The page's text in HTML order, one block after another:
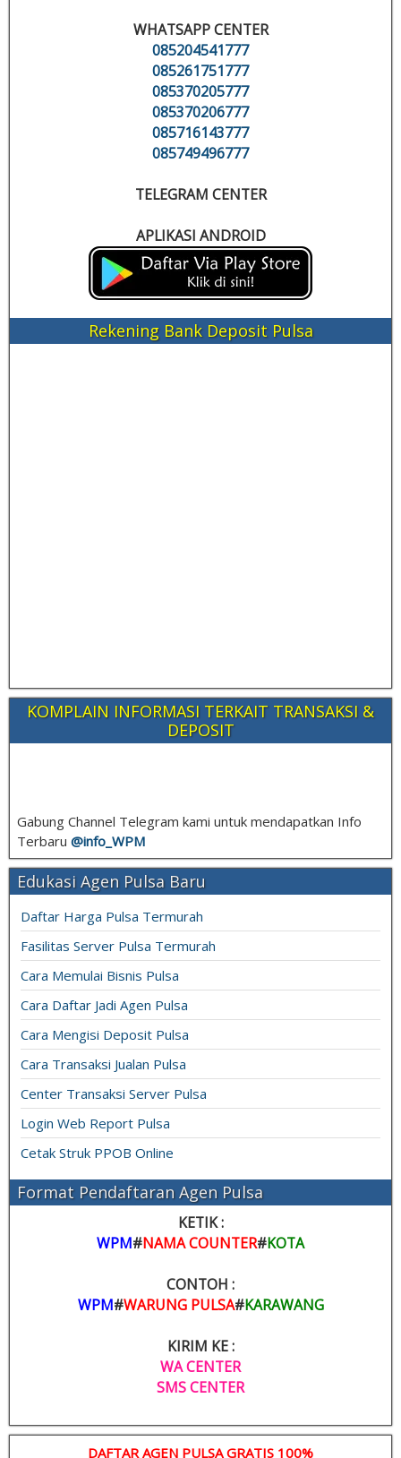
WHATSAPP CENTER
085204541777
085261751777
085370205777
085370206777
085716143777
085749496777
TELEGRAM CENTER
APLIKASI ANDROID
Rekening Bank Deposit Pulsa
KOMPLAIN INFORMASI TERKAIT TRANSAKSI &
DEPOSIT
Gabung Channel Telegram kami untuk mendapatkan Info
Terbaru @info_ WPM
Edukasi Agen Pulsa Baru
Daftar Harga Pulsa Termurah
Fasilitas Server Pulsa Termurah
Cara Memulai Bisnis Pulsa
Cara Daftar Jadi Agen Pulsa
Cara Mengisi Deposit Pulsa
Cara Transaksi Jualan Pulsa
Center Transaksi Server Pulsa
Login Web Report Pulsa
Cetak Struk PPOB Online
Format Pendaftaran Agen Pulsa
KETIK :
WPM#NAMA COUNTER#KOTA
CONTOH :
WPM#WARUNG PULSA#KARAWANG
KIRIM KE :
WA CENTER
SMS CENTER
DAFTAR AGEN PULSA GRATIS 100%